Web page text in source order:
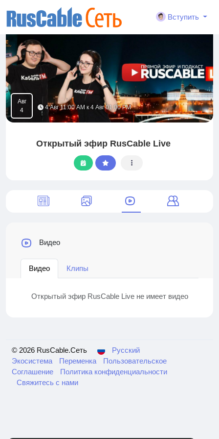
Вступить
Авг
4
Открытый эфир RusCable Live
4 Авг 11:00 AM к 4 Авг 01:00 PM
Видео
Видео Клипы
Открытый эфир RusCable Live не имеет видео
© 2026 RusCable.Сеть
Русский
Экосистема
Переменка
Пользовательское
Соглашение
Политика конфиденциальности
Свяжитесь с нами